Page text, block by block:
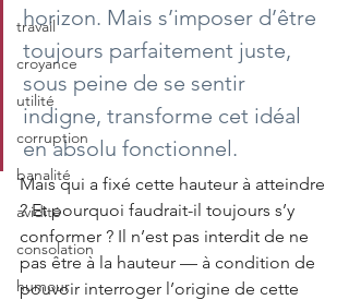
travail
croyance
utilité
corruption
banalité
avidité
consolation
humour
horizon. Mais s’imposer d’être
toujours parfaitement juste,
sous peine de se sentir
indigne, transforme cet idéal
en absolu fonctionnel.
Mais qui a fixé cette hauteur à atteindre
? Et pourquoi faudrait-il toujours s’y
conformer ? Il n’est pas interdit de ne
pas être à la hauteur — à condition de
pouvoir interroger l’origine de cette